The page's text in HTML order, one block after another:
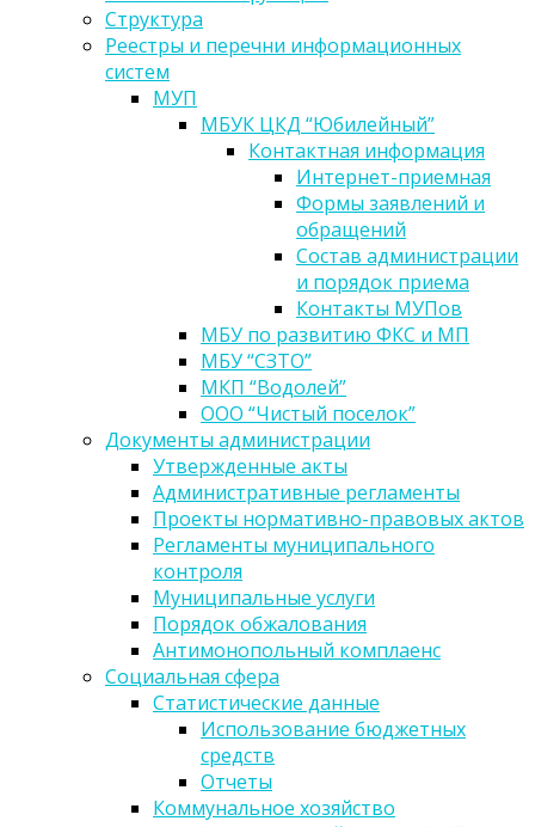
Структура
Реестры и перечни информационных
систем
МУП
МБУК ЦКД “Юбилейный”
Контактная информация
Интернет-приемная
Формы заявлений и
обращений
Состав администрации
и порядок приема
Контакты МУПов
МБУ по развитию ФКС и МП
МБУ “СЗТО”
МКП “Водолей”
ООО “Чистый поселок”
Документы администрации
Утвержденные акты
Административные регламенты
Проекты нормативно-правовых актов
Регламенты муниципального
контроля
Муниципальные услуги
Порядок обжалования
Антимонопольный комплаенс
Социальная сфера
Статистические данные
Использование бюджетных
средств
Отчеты
Коммунальное хозяйство